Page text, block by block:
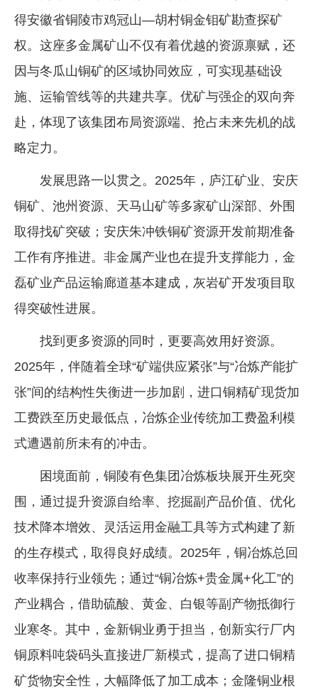
得安徽省铜陵市鸡冠山—胡村铜金钼矿勘查探矿
权。这座多金属矿山不仅有着优越的资源禀赋，还
因与冬瓜山铜矿的区域协同效应，可实现基础设
施、运输管线等的共建共享。优矿与强企的双向奔
赴，体现了该集团布局资源端、抢占未来先机的战
略定力。
发展思路一以贯之。2025年，庐江矿业、安庆
铜矿、池州资源、天马山矿等多家矿山深部、外围
取得找矿突破；安庆朱冲铁铜矿资源开发前期准备
工作有序推进。非金属产业也在提升支撑能力，金
磊矿业产品运输廊道基本建成，灰岩矿开发项目取
得突破性进展。
找到更多资源的同时，更要高效用好资源。
2025年，伴随着全球“矿端供应紧张”与“冶炼产能扩
张”间的结构性失衡进一步加剧，进口铜精矿现货加
工费跌至历史最低点，冶炼企业传统加工费盈利模
式遭遇前所未有的冲击。
困境面前，铜陵有色集团冶炼板块展开生死突
围，通过提升资源自给率、挖掘副产品价值、优化
技术降本增效、灵活运用金融工具等方式构建了新
的生存模式，取得良好成绩。2025年，铜冶炼总回
收率保持行业领先；通过“铜冶炼+贵金属+化工”的
产业耦合，借助硫酸、黄金、白银等副产物抵御行
业寒冬。其中，金新铜业勇于担当，创新实行厂内
铜原料吨袋码头直接进厂新模式，提高了进口铜精
矿货物安全性，大幅降低了加工成本；金隆铜业根